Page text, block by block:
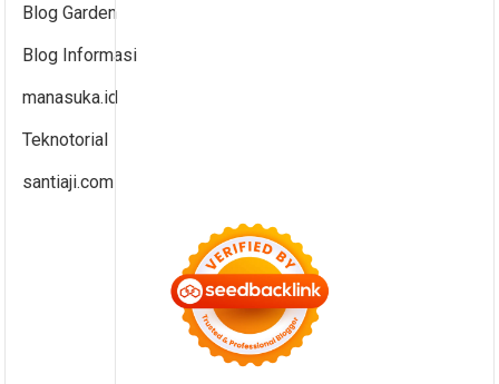
Blog Garden
Blog Informasi
manasuka.id
Teknotorial
santiaji.com